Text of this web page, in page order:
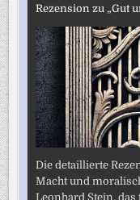
Rezension zu „Gut
Die detaillierte
Macht und
Leonhard Stein,